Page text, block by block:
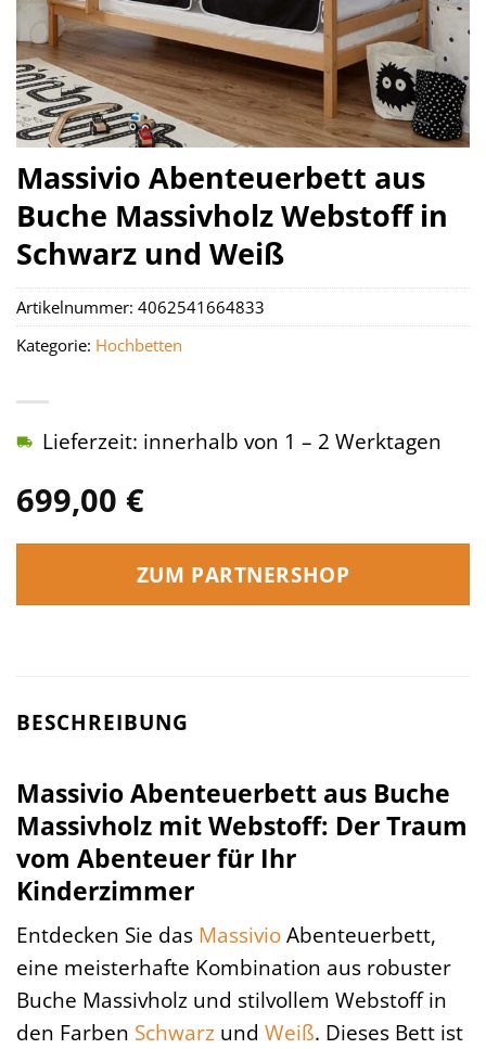
Massivio Abenteuerbett aus
Buche Massivholz Webstoff in
Schwarz und Weiß
699,00 €
Lieferzeit: innerhalb von 1 – 2 Werktagen
ZUM PARTNERSHOP
Artikelnummer: 4062541664833
Kategorie: Hochbetten
BESCHREIBUNG
Massivio Abenteuerbett aus Buche
Massivholz mit Webstoff: Der Traum
vom Abenteuer für Ihr
Kinderzimmer
Entdecken Sie das MassivioAbenteuerbett,
eine meisterhafte Kombination aus robuster
Buche Massivholz und stilvollem Webstoff in
den Farben Schwarz und Weiß. Dieses Bett ist